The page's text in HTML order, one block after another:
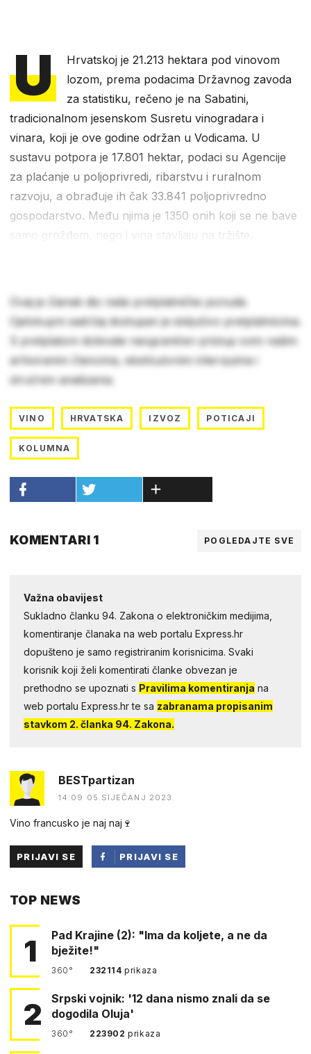
U
Hrvatskoj je 21.213 hektara pod vinovom
lozom, prema podacima Državnog zavoda
za statistiku, rečeno je na Sabatini,
tradicionalnom jesenskom Susretu vinogradara i
vinara, koji je ove godine održan u Vodicama. U
sustavu potpora je 17.801 hektar, podaci su Agencije
za plaćanje u poljoprivredi, ribarstvu i ruralnom
razvoju, a obrađuje ih čak 33.841 poljoprivredno
gospodarstvo. Među njima je 1350 onih koji se ne bave
samo grožđem, nego i vina stavljaju na tržište.
Ovaj je članak dio naše pretplatničke ponude.
Cjelokupni sadržaj dostupan je isključivo pretplatnicima.
S pretplatom dobivate neograničen pristup svim našim
arhiviranim člancima, ekskluzivnim intervjuima i
stručnim analizama.
VINO HRVATSKA IZVOZ POTICAJI
KOLUMNA
KOMENTARI 1 POGLEDAJTE SVE
Važna obavijest
Sukladno članku 94. Zakona o elektroničkim medijima,
komentiranje članaka na web portalu Express.hr
dopušteno je samo registriranim korisnicima. Svaki
korisnik koji želi komentirati članke obvezan je
prethodno se upoznati s Pravilima komentiranja na
web portalu Express.hr te sa zabranama propisanim
stavkom 2. članka 94. Zakona.
BESTpartizan
14:09 05.SIJEČANJ 2023.
Vino francusko je naj naj🍷
PRIJAVI SE
PRIJAVI SE
TOP NEWS
1
Pad Krajine (2): "Ima da koljete, a ne da
bježite!"
360° 232114prikaza
2
Srpski vojnik: '12 dana nismo znali da se
dogodila Oluja'
360° 223902prikaza